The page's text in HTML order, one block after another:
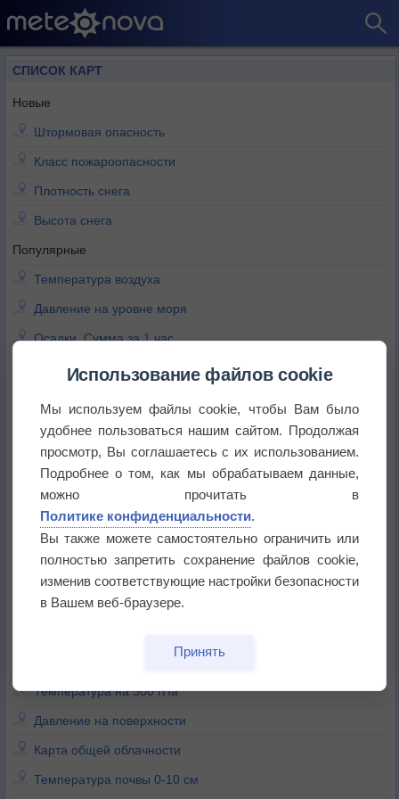
СПИСОК КАРТ
Новые
Штормовая опасность
Класс пожароопасности
Плотность снега
Высота снега
Популярные
Температура воздуха
Давление на уровне моря
Осадки. Сумма за 1 час
Осадки. Сумма за 3 часа
Относительная влажность
Средняя скорость приземного ветра
Порывы призменого ветра
Минимальная температура
Температура поверхности
Температура на 500 гПа
Давление на поверхности
Карта общей облачности
Температура почвы 0-10 см
Использование файлов cookie
Мы используем файлы cookie, чтобы Вам было
удобнее пользоваться нашим сайтом. Продолжая
просмотр, Вы соглашаетесь с их использованием.
Подробнее о том, как мы обрабатываем данные,
можно прочитать в
Политике конфиденциальности.
Вы также можете самостоятельно ограничить или
полностью запретить сохранение файлов cookie,
изменив соответствующие настройки безопасности
в Вашем веб-браузере.
Принять